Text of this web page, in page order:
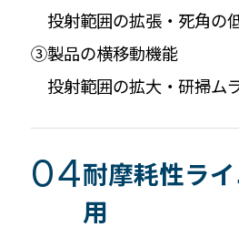
投射範囲の拡張・死角の
③製品の横移動機能
投射範囲の拡大・研掃ム
耐摩耗性ラ
用